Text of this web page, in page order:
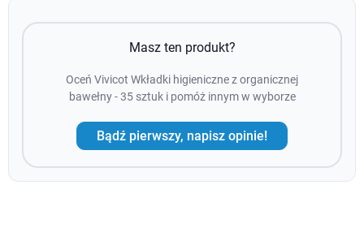
Masz ten produkt?
Oceń Vivicot Wkładki higieniczne z organicznej
bawełny - 35 sztuk i pomóż innym w wyborze
Bądź pierwszy, napisz opinie!